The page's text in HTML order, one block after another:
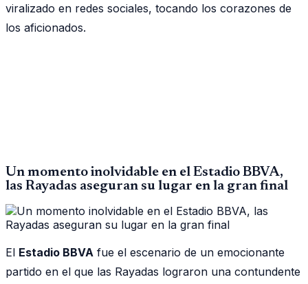
viralizado en redes sociales, tocando los corazones de
los aficionados.
Un momento inolvidable en el Estadio BBVA,
las Rayadas aseguran su lugar en la gran final
El Estadio BBVA fue el escenario de un emocionante
partido en el que las Rayadas lograron una contundente